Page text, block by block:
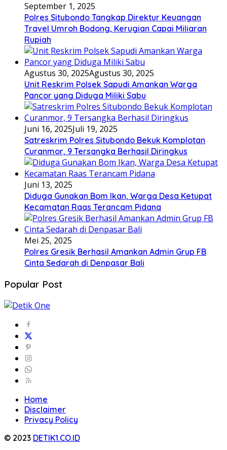
September 1, 2025
Polres Situbondo Tangkap Direktur Keuangan
Travel Umroh Bodong, Kerugian Capai Miliaran
Rupiah
Agustus 30, 2025Agustus 30, 2025
Unit Reskrim Polsek Sapudi Amankan Warga
Pancor yang Diduga Miliki Sabu
Juni 16, 2025Juli 19, 2025
Satreskrim Polres Situbondo Bekuk Komplotan
Curanmor, 9 Tersangka Berhasil Diringkus
Juni 13, 2025
Diduga Gunakan Bom Ikan, Warga Desa Ketupat
Kecamatan Raas Terancam Pidana
Mei 25, 2025
Polres Gresik Berhasil Amankan Admin Grup FB
Cinta Sedarah di Denpasar Bali
Popular Post
Home
Disclaimer
Privacy Policy
© 2023 DETIK1.CO.ID